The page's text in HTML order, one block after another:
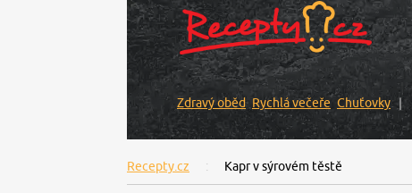
Zdravý oběd Rychlá večeře Chuťovky
Recepty.cz Kapr v sýrovém těstě